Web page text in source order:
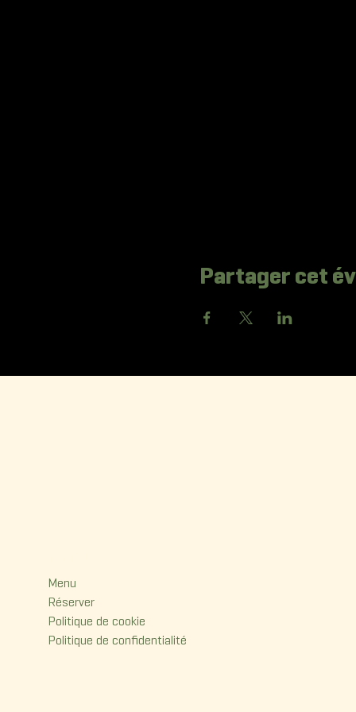
Partager cet
Menu
Réserver
Politique de cookie
Politique de confidentialité